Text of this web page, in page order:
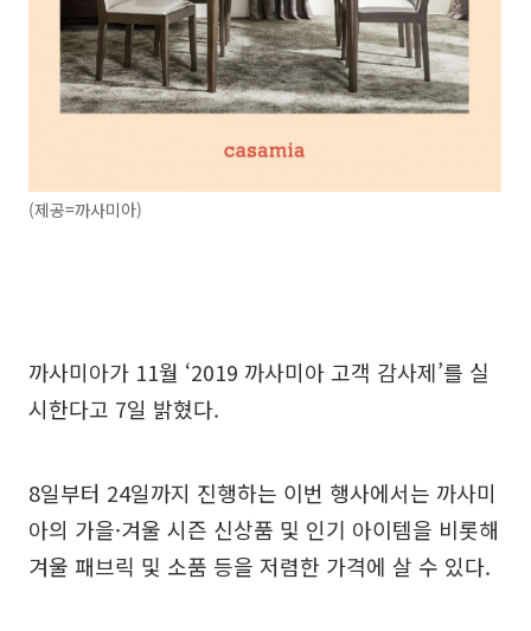
(제공=까사미아)
까사미아가 11월 ‘2019 까사미아 고객 감사제’를 실
시한다고 7일 밝혔다.
8일부터 24일까지 진행하는 이번 행사에서는 까사미
아의 가을·겨울 시즌 신상품 및 인기 아이템을 비롯해
겨울 패브릭 및 소품 등을 저렴한 가격에 살 수 있다.